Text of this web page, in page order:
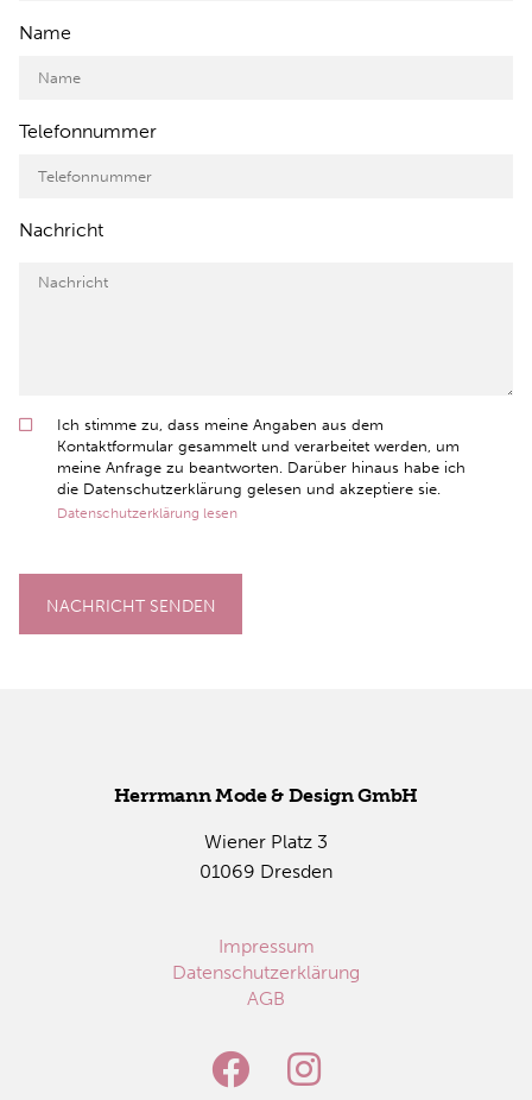
Name
Telefonnummer
Nachricht
Ich stimme zu, dass meine Angaben aus dem
Kontaktformular gesammelt und verarbeitet werden, um
meine Anfrage zu beantworten. Darüber hinaus habe ich
die Datenschutzerklärung gelesen und akzeptiere sie.
Datenschutzerklärung lesen
NACHRICHT SENDEN
Herr­mann Mode & De­sign GmbH
Wie­ner Platz 3
01069 Dres­den
Impressum
Datenschutzerklärung
AGB